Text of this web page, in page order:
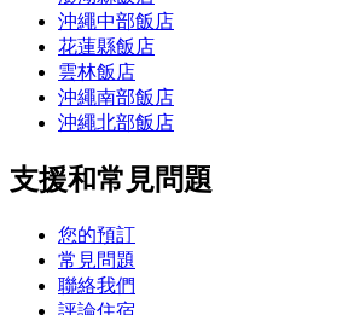
沖繩中部飯店
花蓮縣飯店
雲林飯店
沖繩南部飯店
沖繩北部飯店
支援和常見問題
您的預訂
常見問題
聯絡我們